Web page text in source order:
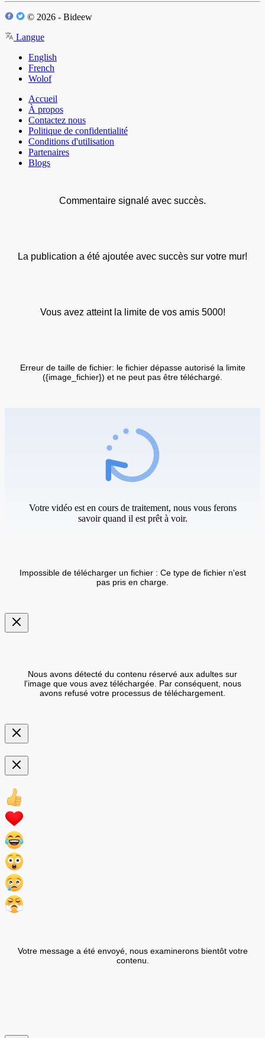
© 2026 - Bideew
Langue
English
French
Wolof
Accueil
À propos
Contactez nous
Politique de confidentialité
Conditions d'utilisation
Partenaires
Blogs
Commentaire signalé avec succès.
La publication a été ajoutée avec succès sur votre mur!
Vous avez atteint la limite de vos amis 5000!
Erreur de taille de fichier: le fichier dépasse autorisé la limite
({image_fichier}) et ne peut pas être téléchargé.
Votre vidéo est en cours de traitement, nous vous ferons
savoir quand il est prêt à voir.
Impossible de télécharger un fichier : Ce type de fichier n'est
pas pris en charge.
Nous avons détecté du contenu réservé aux adultes sur
l'image que vous avez téléchargée. Par conséquent, nous
avons refusé votre processus de téléchargement.
Votre message a été envoyé, nous examinerons bientôt votre
contenu.